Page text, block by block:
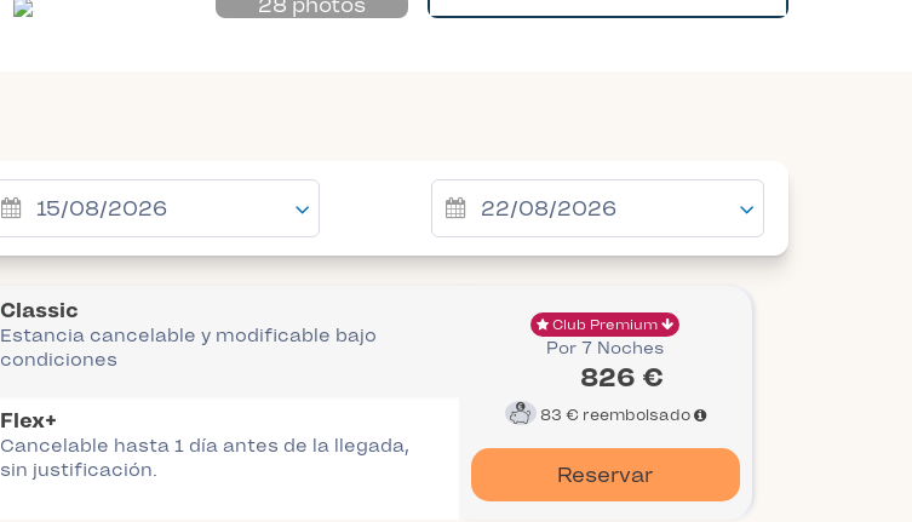
28 photos
Classic
Estancia cancelable y modificable bajo
condiciones
Flex+
Cancelable hasta 1 día antes de la llegada,
sin justificación.
Club Premium
Por 7 Noches
826 €
83 € reembolsado
Reservar